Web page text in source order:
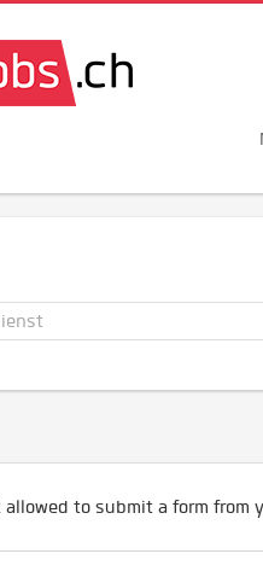
allowed to submit a form from